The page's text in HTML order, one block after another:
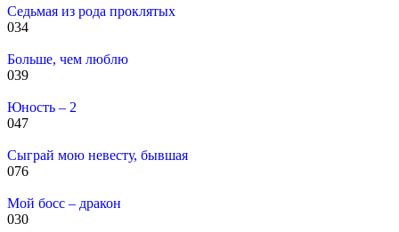
Седьмая из рода проклятых
034
Больше, чем люблю
039
Юность – 2
047
Сыграй мою невесту, бывшая
076
Мой босс – дракон
030